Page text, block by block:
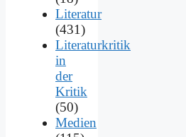
Literatur
(431)
Literaturkritik
in
der
Kritik
(50)
Medien